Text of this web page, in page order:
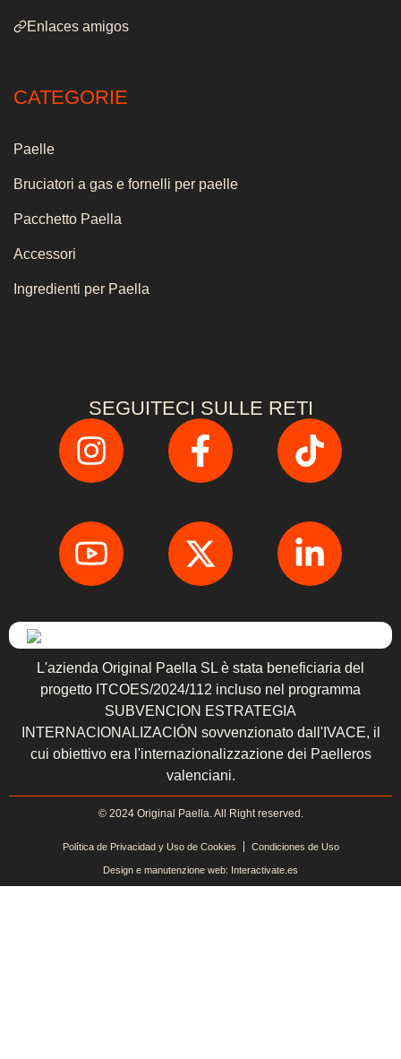
Enlaces amigos
CATEGORIE
Paelle
Bruciatori a gas e fornelli per paelle
Pacchetto Paella
Accessori
Ingredienti per Paella
SEGUITECI SULLE RETI
L'azienda Original Paella SL è stata beneficiaria del
progetto ITCOES/2024/112 incluso nel programma
SUBVENCION ESTRATEGIA
INTERNACIONALIZACIÓN sovvenzionato dall'IVACE, il
cui obiettivo era l'internazionalizzazione dei Paelleros
valenciani.
© 2024 Original Paella. All Right reserved.
Política de Privacidad y Uso de Cookies Condiciones de Uso
Design e manutenzione web: Interactivate.es